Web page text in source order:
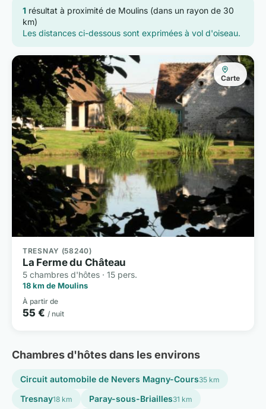
1 résultat à proximité de Moulins (dans un rayon de 30
km)
Les distances ci-dessous sont exprimées à vol d'oiseau.
Carte
TRESNAY (58240)
La Ferme du Château
5 chambres d'hôtes · 15 pers.
18 km de Moulins
À partir de
55 € / nuit
Chambres d'hôtes dans les environs
Circuit automobile de Nevers Magny-Cours35 km
Tresnay18 km Paray-sous-Briailles31 km